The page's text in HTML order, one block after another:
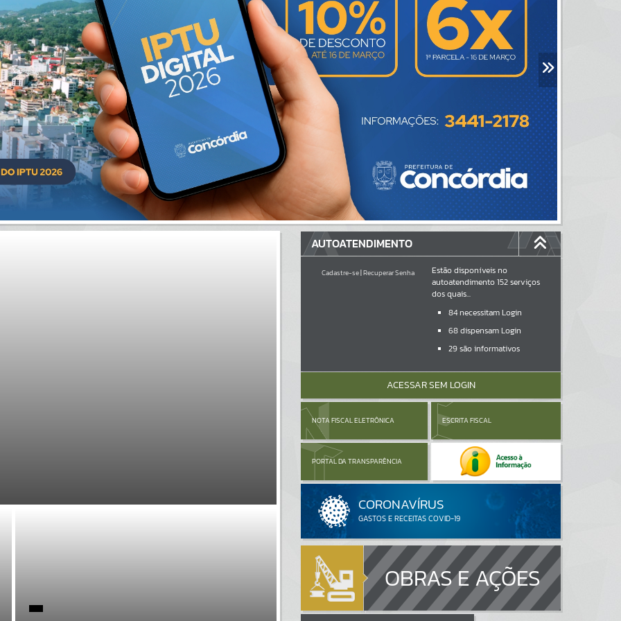
AUTOATENDIMENTO
Cadastre-se|Recuperar Senha
Estão disponíveis no
autoatendimento152serviços
dos quais...
84necessitam Login
68dispensam Login
29são informativos
ACESSAR SEM LOGIN
NOTA FISCAL ELETRÔNICA ESCRITA FISCAL
PORTAL DA TRANSPARÊNCIA
OBRAS E AÇÕES